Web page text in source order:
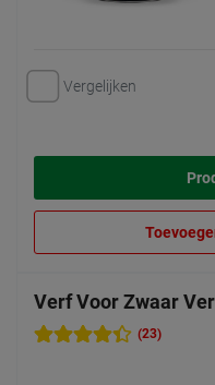
Vergelijken
Verf Voor Zwaar
(23)